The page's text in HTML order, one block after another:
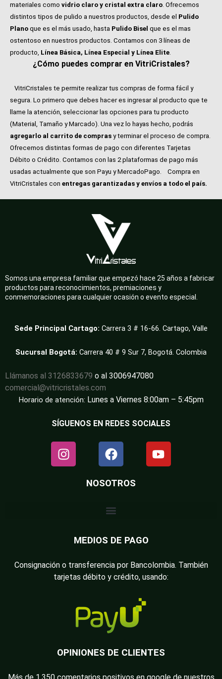
materiales como vidrio claro y cristal extra claro. Ofrecemos
distintos tipos de pulido a nuestros productos, desde el Pulido
Plano que es el más usado, hasta Pulido Bisel que es el mas
ostentoso en nuestros productos. Contamos con 3 líneas de
producto, Línea Básica, Línea Especial y Línea Elite.
¿Cómo puedes comprar en VitriCristales?
VitriCristales te permite realizar tus compras de forma fácil y
segura. Lo primero que debes hacer es ingresar al producto que te
llame la atención, seleccionar las opciones para tu producto
(Material, Tamaño y Marcado). Una vez lo hayas hecho, podrás
agregarlo al carrito de compras y terminar el proceso de compra.
Ofrecemos distintas formas de pago con diferentes Tarjetas
Débito o Crédito. Contamos con las 2 plataformas de pago más
usadas actualmente que son Payu y MercadoPago.
Compra en
VitriCristales con entregas garantizadas y envíos a todo el país.
Somos una empresa familiar que empezó hace 25 años a fabricar
productos para reconocimientos, premiaciones y
conmemoraciones para cualquier ocasión o evento especial.
Sede Principal Cartago: Carrera 3 # 16-66. Cartago, Valle
Sucursal Bogotá: Carrera 40 # 9 Sur 7, Bogotá. Colombia
Llámanos al 3126833679 o al 3006947080
comercial@vitricristales.com
Horario de atención: Lunes a Viernes 8:00am – 5:45pm
SÍGUENOS EN REDES SOCIALES
NOSOTROS
MEDIOS DE PAGO
Consignación o transferencia por Bancolombia. También
tarjetas débito y crédito, usando:
OPINIONES DE CLIENTES